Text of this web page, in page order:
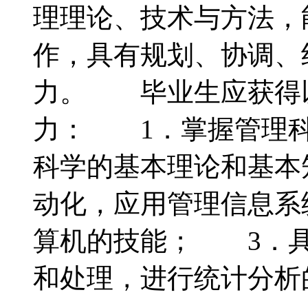
理理论、技术与方法
作，具有规划、协调
力。 毕业生应获得
力： 1．掌握管理科
科学的基本理论和基
动化，应用管理信息
算机的技能； 3．具
和处理，进行统计分